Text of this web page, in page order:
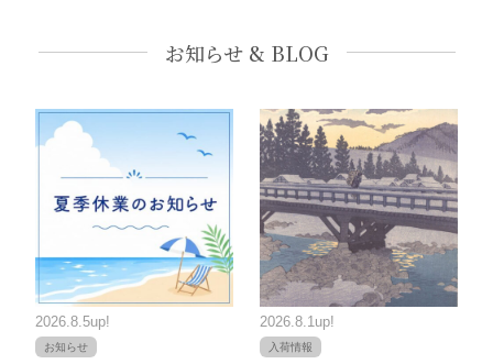
お知らせ & BLOG
2026.8.5up!
お知らせ
2026.8.1up!
入荷情報